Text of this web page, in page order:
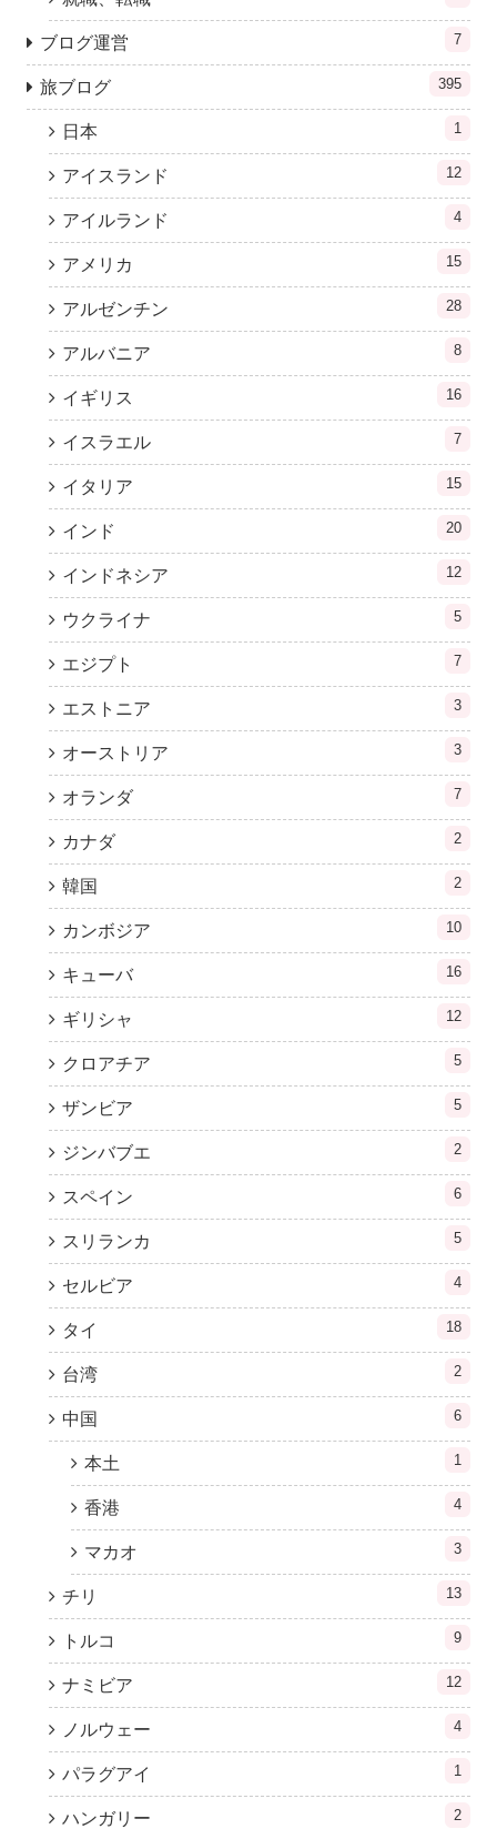
ブログ運営 7
旅ブログ 395
日本 1
アイスランド 12
アイルランド 4
アメリカ 15
アルゼンチン 28
アルバニア 8
イギリス 16
イスラエル 7
イタリア 15
インド 20
インドネシア 12
ウクライナ 5
エジプト 7
エストニア 3
オーストリア 3
オランダ 7
カナダ 2
韓国 2
カンボジア 10
キューバ 16
ギリシャ 12
クロアチア 5
ザンビア 5
ジンバブエ 2
スペイン 6
スリランカ 5
セルビア 4
タイ 18
台湾 2
中国 6
本土 1
香港 4
マカオ 3
チリ 13
トルコ 9
ナミビア 12
ノルウェー 4
パラグアイ 1
ハンガリー 2